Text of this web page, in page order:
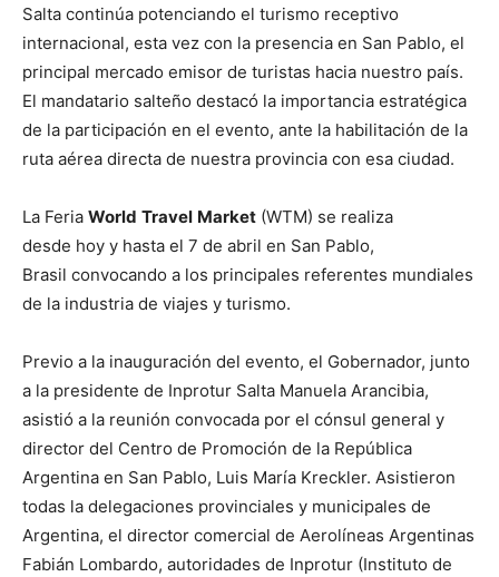
Salta continúa potenciando el turismo receptivo
internacional, esta vez con la presencia en San Pablo, el
principal mercado emisor de turistas hacia nuestro país.
El mandatario salteño destacó la importancia estratégica
de la participación en el evento, ante la habilitación de la
ruta aérea directa de nuestra provincia con esa ciudad.
La Feria World Travel Market (WTM) se realiza
desde hoy y hasta el 7 de abril en San Pablo,
Brasil convocando a los principales referentes mundiales
de la industria de viajes y turismo.
Previo a la inauguración del evento, el Gobernador, junto
a la presidente de Inprotur Salta Manuela Arancibia,
asistió a la reunión convocada por el cónsul general y
director del Centro de Promoción de la República
Argentina en San Pablo, Luis María Kreckler. Asistieron
todas la delegaciones provinciales y municipales de
Argentina, el director comercial de Aerolíneas Argentinas
Fabián Lombardo, autoridades de Inprotur (Instituto de